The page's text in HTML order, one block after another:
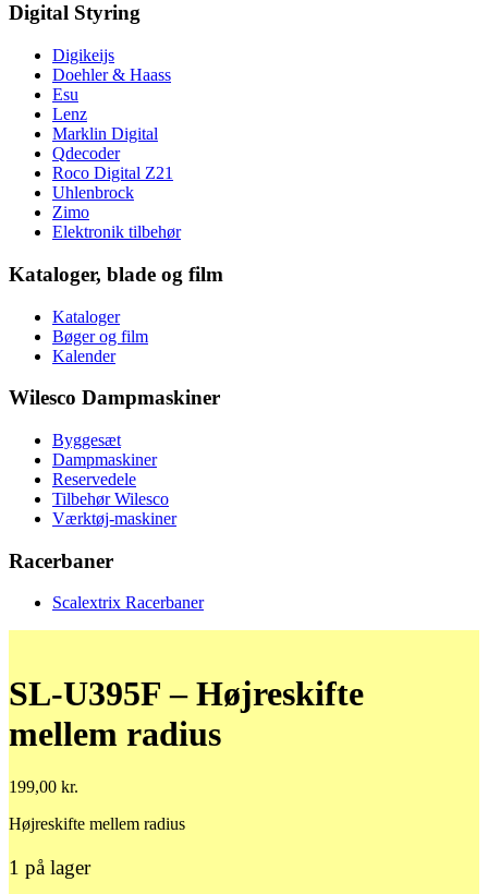
Digital Styring
Digikeijs
Doehler & Haass
Esu
Lenz
Marklin Digital
Qdecoder
Roco Digital Z21
Uhlenbrock
Zimo
Elektronik tilbehør
Kataloger, blade og film
Kataloger
Bøger og film
Kalender
Wilesco Dampmaskiner
Byggesæt
Dampmaskiner
Reservedele
Tilbehør Wilesco
Værktøj-maskiner
Racerbaner
Scalextrix Racerbaner
SL-U395F – Højreskifte
mellem radius
199,00 kr.
Højreskifte mellem radius
1 på lager